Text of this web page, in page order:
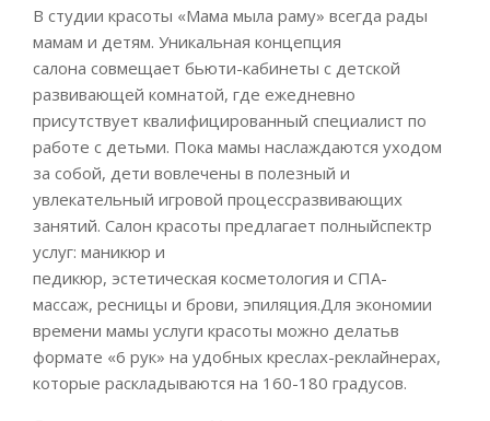
В студии красоты «Мама мыла раму» всегда рады
мамам и детям. Уникальная концепция
салона совмещает бьюти-кабинеты с детской
развивающей комнатой, где ежедневно
присутствует квалифицированный специалист по
работе с детьми. Пока мамы наслаждаются уходом
за собой, дети вовлечены в полезный и
увлекательный игровой процессразвивающих
занятий. Салон красоты предлагает полныйспектр
услуг: маникюр и
педикюр, эстетическая косметология и СПА-
массаж, ресницы и брови, эпиляция.Для экономии
времени мамы услуги красоты можно делатьв
формате «6 рук» на удобных креслах-реклайнерах,
которые раскладываются на 160-180 градусов.